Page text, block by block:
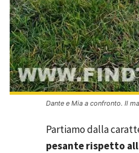
Dante e Mia a confronto. Il
Partiamo dalla
pesante rispetto